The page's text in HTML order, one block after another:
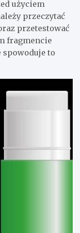
użyciem
przeczytać
przetestować
fragmencie
spowoduje to